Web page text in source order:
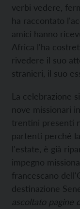
verbi vedere,
ha raccontato
amici hanno
Africa l'ha
rivedere il suo
stranieri, il suo
La celebrazione
nove missionari
trentini presenti
partenti perché
l'estate, è già
impegno
francescano
destinazione
ascoltato pagine